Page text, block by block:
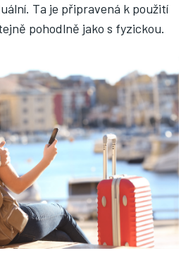
Ta je připravená k použití
pohodlně jako s fyzickou.